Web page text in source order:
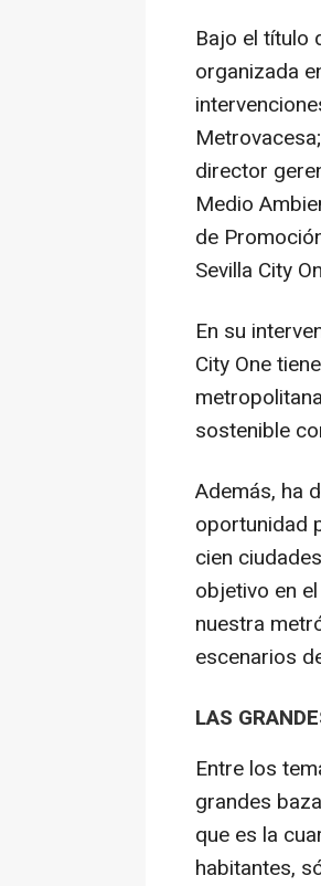
Bajo el título
organizada
director
Medio
de
Sevilla City
En su
City One
sostenible
Además, ha
oportunidad
cien
objetivo en
nuestra
escenarios
LAS
Entre los
grandes
que es la
habitantes,